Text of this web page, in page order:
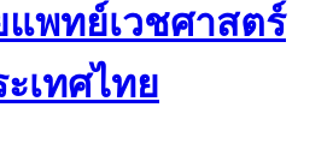
พทย์เวชศาสตร์
เทศไทย